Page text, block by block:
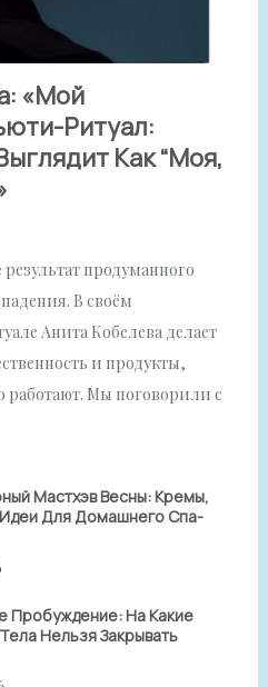
«Мой
Ритуал:
Как “моя,
продуманного
В своём
Анита Кобелева делает
и продукты,
работают. Мы поговорили с
Мастхэв Весны: Кремы,
Для Домашнего Спа-
Пробуждение: На Какие
Нельзя Закрывать